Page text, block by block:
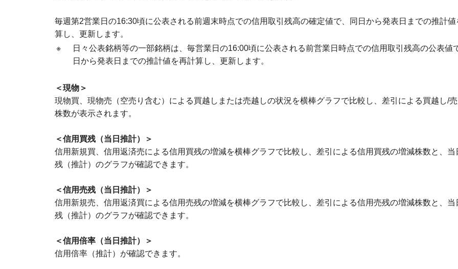
毎週第2営業日の16:30頃に公表される前週末時点での信用取引残高の確定値で、同日から発表日までの推計値
算し、更新します。
※
日々公表銘柄等の一部銘柄は、毎営業日の16:00頃に公表される前営業日時点での信用取引残高の公表値
日から発表日までの推計値を再計算し、更新します。
＜現物＞
現物買、現物売（空売り含む）による買越しまたは売越しの状況を横棒グラフで比較し、差引による買越し/
株数が表示されます。
＜信用買残（当日推計）＞
信用新規買、信用返済売による信用買残の増減を横棒グラフで比較し、差引による信用買残の増減株数と、当
残（推計）のグラフが確認できます。
＜信用売残（当日推計）＞
信用新規売、信用返済買による信用売残の増減を横棒グラフで比較し、差引による信用売残の増減株数と、当
残（推計）のグラフが確認できます。
＜信用倍率（当日推計）＞
信用倍率（推計）が確認できます。